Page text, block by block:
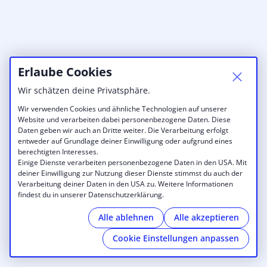
Erlaube Cookies
Wir schätzen deine Privatsphäre.
Wir verwenden Cookies und ähnliche Technologien auf unserer
Website und verarbeiten dabei personenbezogene Daten. Diese
Daten geben wir auch an Dritte weiter. Die Verarbeitung erfolgt
entweder auf Grundlage deiner Einwilligung oder aufgrund eines
berechtigten Interesses.
Einige Dienste verarbeiten personenbezogene Daten in den USA. Mit
deiner Einwilligung zur Nutzung dieser Dienste stimmst du auch der
Verarbeitung deiner Daten in den USA zu. Weitere Informationen
findest du in unserer Datenschutzerklärung.
Alle ablehnen
Alle akzeptieren
Cookie Einstellungen anpassen